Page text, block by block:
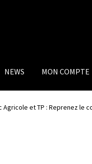
NEWS MON COMPTE
Agricole et TP : Reprenez le